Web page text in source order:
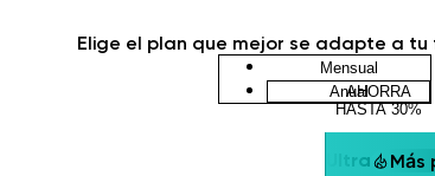
Elige el plan que mejor se adapte a
Mensual
AHORRA
HASTA 30%
Anual
Ultra Más
0
1